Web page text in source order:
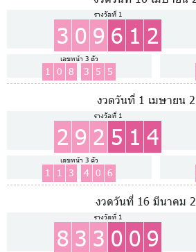
รางวัลที่ 1
3 0 9 6 1 2
เลขหน้า 3 ตัว
1 0 8 3 5 5
งวดวันที่ 1 เมษายน
รางวัลที่ 1
2 9 2 5 1 4
เลขหน้า 3 ตัว
1 1 3 4 0 6
งวดวันที่ 16 มีนาคม
รางวัลที่ 1
8 3 3 0 0 9